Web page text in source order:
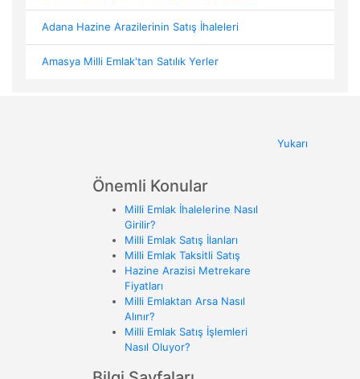
Adana Hazine Arazilerinin Satış İhaleleri
Amasya Milli Emlak'tan Satılık Yerler
Yukarı
Önemli Konular
Milli Emlak İhalelerine Nasıl
Girilir?
Milli Emlak Satış İlanları
Milli Emlak Taksitli Satış
Hazine Arazisi Metrekare
Fiyatları
Milli Emlaktan Arsa Nasıl
Alınır?
Milli Emlak Satış İşlemleri
Nasıl Oluyor?